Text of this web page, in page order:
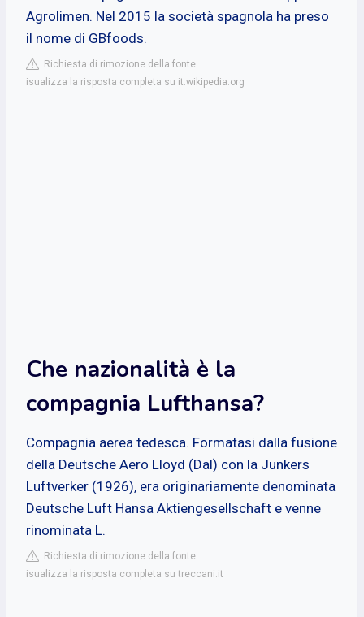
Agrolimen. Nel 2015 la società spagnola ha preso
il nome di GBfoods.
Richiesta di rimozione della fonte
isualizza la risposta completa su it.wikipedia.org
Che nazionalità è la
compagnia Lufthansa?
Compagnia aerea tedesca. Formatasi dalla fusione
della Deutsche Aero Lloyd (Dal) con la Junkers
Luftverker (1926), era originariamente denominata
Deutsche Luft Hansa Aktiengesellschaft e venne
rinominata L.
Richiesta di rimozione della fonte
isualizza la risposta completa su treccani.it